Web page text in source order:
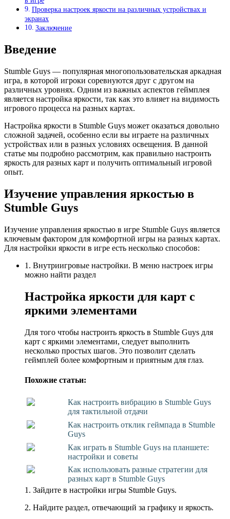
Проверка настроек яркости на различных устройствах и
экранах
Заключение
Введение
Stumble Guys — популярная многопользовательская аркадная
игра, в которой игроки соревнуются друг с другом на
различных уровнях. Одним из важных аспектов геймплея
является настройка яркости, так как это влияет на видимость
игрового процесса на разных картах.
Настройка яркости в Stumble Guys может оказаться довольно
сложной задачей, особенно если вы играете на различных
устройствах или в разных условиях освещения. В данной
статье мы подробно рассмотрим, как правильно настроить
яркость для разных карт и получить оптимальный игровой
опыт.
Изучение управления яркостью в
Stumble Guys
Изучение управления яркостью в игре Stumble Guys является
ключевым фактором для комфортной игры на разных картах.
Для настройки яркости в игре есть несколько способов:
1. Внутриигровые настройки. В меню настроек игры
можно найти раздел
Настройка яркости для карт с
яркими элементами
Для того чтобы настроить яркость в Stumble Guys для
карт с яркими элементами, следует выполнить
несколько простых шагов. Это позволит сделать
геймплей более комфортным и приятным для глаз.
Похожие статьи:
Как настроить вибрацию в Stumble Guys
для тактильной отдачи
Как настроить отклик геймпада в Stumble
Guys
Как играть в Stumble Guys на планшете:
настройки и советы
Как использовать разные стратегии для
разных карт в Stumble Guys
1. Зайдите в настройки игры Stumble Guys.
2. Найдите раздел, отвечающий за графику и яркость.